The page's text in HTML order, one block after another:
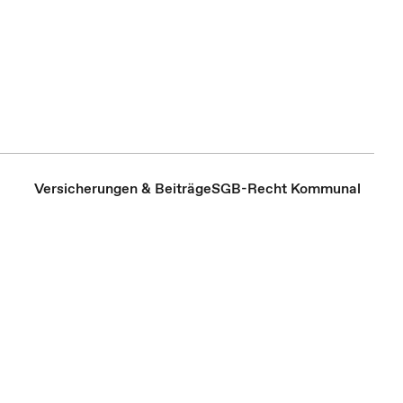
Versicherungen & BeiträgeSGB-Recht Kommunal